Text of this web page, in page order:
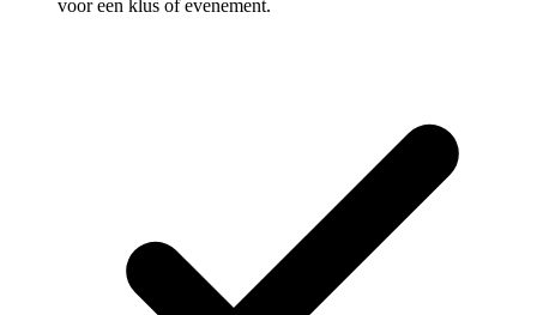
voor een klus of evenement.